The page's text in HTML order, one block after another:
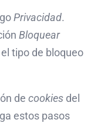
Privacidad.
Bloquear
tipo de bloqueo
de cookies del
estos pasos